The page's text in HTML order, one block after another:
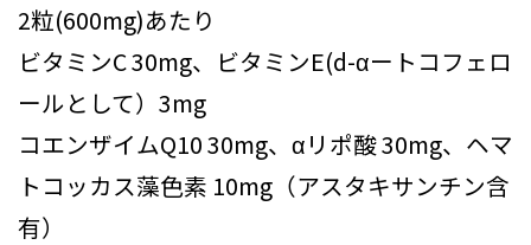
2粒(600mg)あたり
ビタミンC 30mg、ビタミンE(d-αートコフェロ
ールとして）3mg
コエンザイムQ10 30mg、αリポ酸 30mg、ヘマ
トコッカス藻色素 10mg（アスタキサンチン含
有）